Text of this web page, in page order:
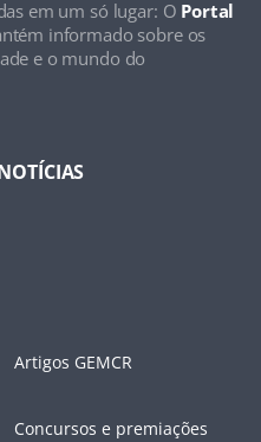
em um só lugar: O Portal
informado sobre os
e o mundo do
Artigos GEMCR
Concursos e premiações